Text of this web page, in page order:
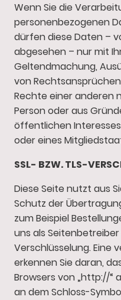
Wenn Sie die
personenbezogenen
dürfen diese Daten –
abgesehen – nur mit
Geltendmachung,
von
Rechte einer anderen
Person oder aus
öffentlichen
oder eines
SSL- BZW. TLS-
Diese Seite nutzt aus
Schutz der
zum Beispiel
uns als Seitenbetreiber
Verschlüsselung. Eine
erkennen Sie daran,
Browsers von „http://“
an dem Schloss-